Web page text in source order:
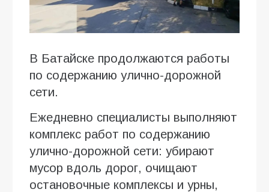
В Батайске продолжаются работы
по содержанию улично-дорожной
сети.
Ежедневно специалисты выполняют
комплекс работ по содержанию
улично-дорожной сети: убирают
мусор вдоль дорог, очищают
остановочные комплексы и урны,